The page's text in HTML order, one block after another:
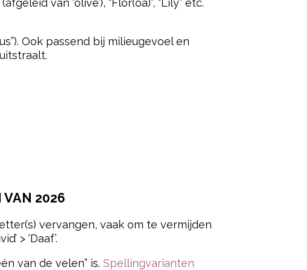
Ook passend bij milieugevoel en
VAN 2026
vervangen, vaak om te vermijden
> ‘Daaf’.
van de velen” is. Spellingvarianten